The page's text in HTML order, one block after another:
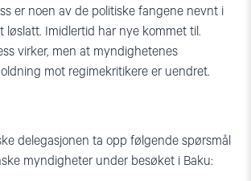
er noen av de politiske fangene nevnt i
løslatt. Imidlertid har nye kommet til.
virker, men at myndighetenes
mot regimekritikere er uendret.
delegasjonen ta opp følgende spørsmål
myndigheter under besøket i Baku: